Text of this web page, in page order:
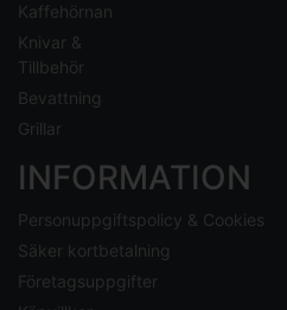
Kaffehörnan
Knivar &
Tillbehör
Bevattning
Grillar
INFORMATION
Personuppgiftspolicy & Cookies
Säker kortbetalning
Företagsuppgifter